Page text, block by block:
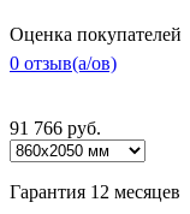
Оценка покупателей
0 отзыв(a/ов)
91 766 руб.
Гарантия 12 месяцев